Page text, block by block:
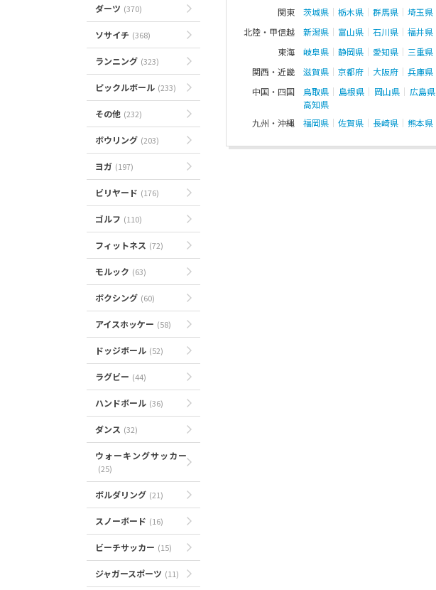
ダーツ (370)
ソサイチ (368)
ランニング (323)
ピックルボール (233)
その他 (232)
ボウリング (203)
ヨガ (197)
ビリヤード (176)
ゴルフ (110)
フィットネス (72)
モルック (63)
ボクシング (60)
アイスホッケー (58)
ドッジボール (52)
ラグビー (44)
ハンドボール (36)
ダンス (32)
ウォーキングサッカー
(25)
ボルダリング (21)
スノーボード (16)
ビーチサッカー (15)
ジャガースポーツ (11)
関東
茨城県 栃木県 群馬県 埼玉県
北陸・甲信越
新潟県 富山県 石川県 福井県
東海
岐阜県 静岡県 愛知県
三重県
関西・近畿
滋賀県 京都府 大阪府 兵庫県
中国・四国
鳥取県 島根県 岡山県 広島県
高知県
九州・沖縄
福岡県 佐賀県 長崎県 熊本県